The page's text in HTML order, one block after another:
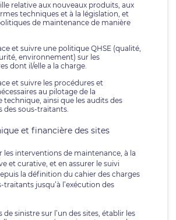
relative aux nouveaux produits, aux
techniques et à la législation, et
de maintenance de manière
et suivre une politique QHSE (qualité,
environnement) sur les
dont il/elle a la charge.
et suivre les procédures et
au pilotage de la
technique, ainsi que les audits des
des sous-traitants.
et financière des sites
les interventions de maintenance, à la
et curative, et en assurer le suivi
la définition du cahier des charges
traitants jusqu’à l’exécution des
de sinistre sur l’un des sites, établir les